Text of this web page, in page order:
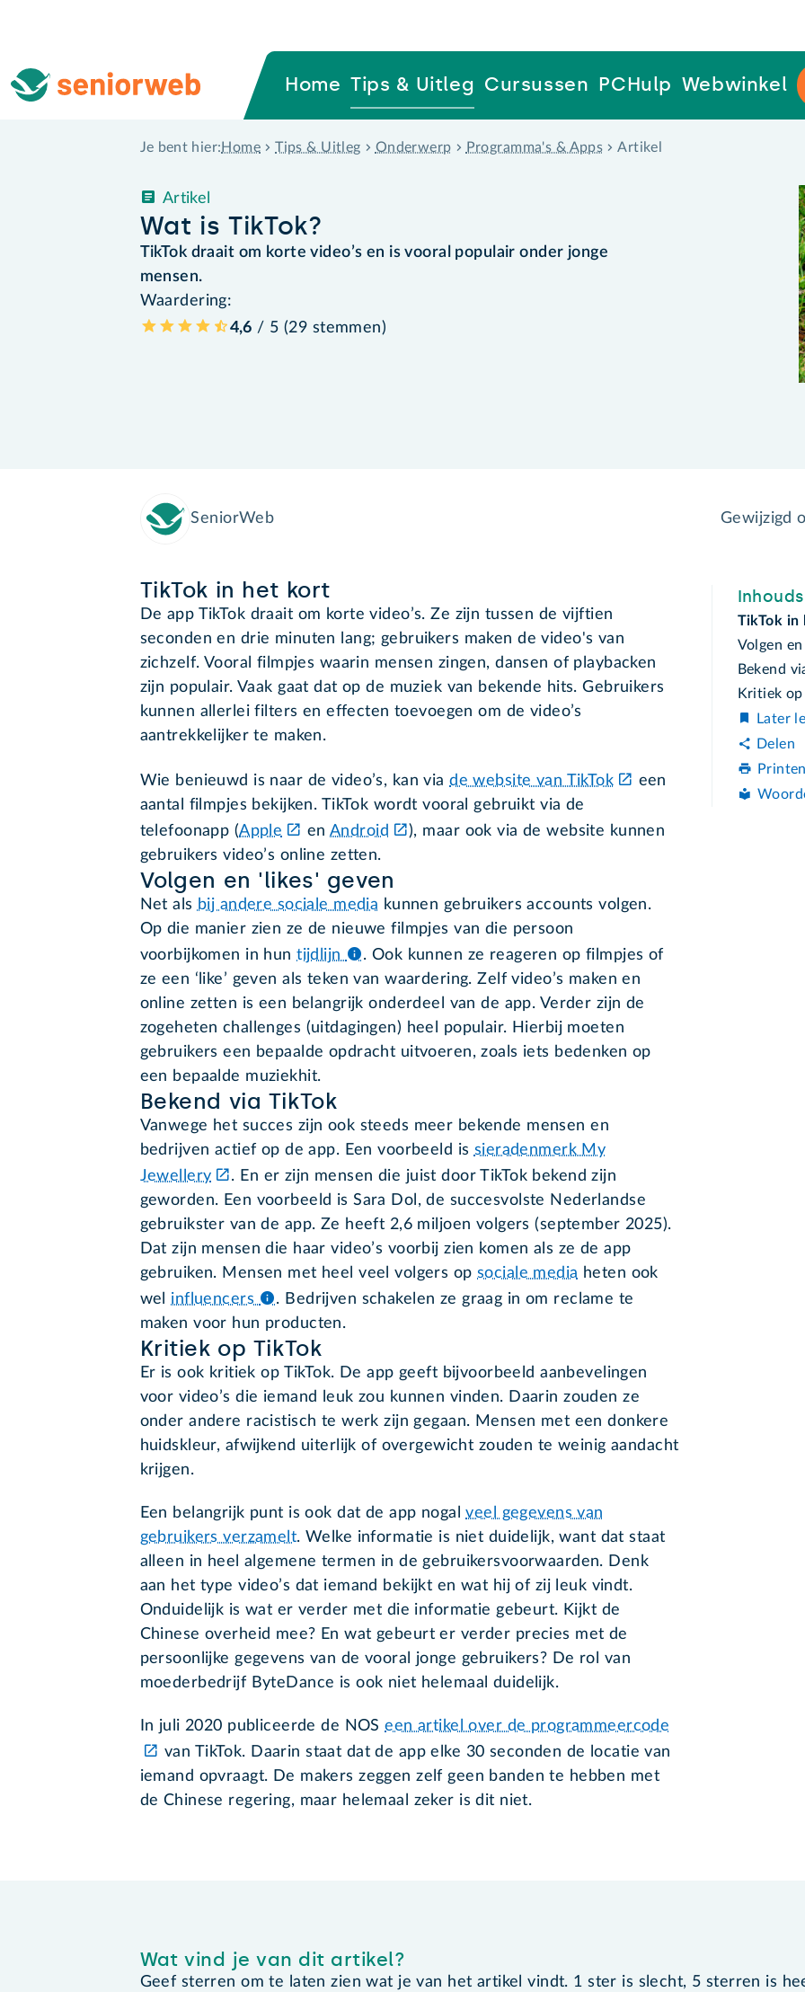
Home Tips & Uitleg Cursussen PCHulp Webwinkel
Je bent hier: Home Tips & Uitleg Onderwerp Programma's & Apps Artikel
Wat is TikTok?
Artikel
TikTok draait om korte video’s en is vooral populair onder jonge
mensen.
Waardering:
4,6 / 5 (29 stemmen)
SeniorWeb Gewijzigd
TikTok in het kort
De app TikTok draait om korte video’s. Ze zijn tussen de vijftien
seconden en drie minuten lang; gebruikers maken de video's van
zichzelf. Vooral filmpjes waarin mensen zingen, dansen of playbacken
zijn populair. Vaak gaat dat op de muziek van bekende hits. Gebruikers
kunnen allerlei filters en effecten toevoegen om de video’s
aantrekkelijker te maken.
Wie benieuwd is naar de video’s, kan viade website van TikTok
een
aantal filmpjes bekijken. TikTok wordt vooral gebruikt via de
telefoonapp (Apple enAndroid
), maar ook via de website kunnen
gebruikers video’s online zetten.
Volgen en 'likes' geven
Net als bij andere sociale media kunnen gebruikers accounts volgen.
Op die manier zien ze de nieuwe filmpjes van die persoon
voorbijkomen in huntijdlijn . Ook kunnen ze reageren op filmpjes of
ze een ‘like’ geven als teken van waardering. Zelf video’s maken en
online zetten is een belangrijk onderdeel van de app. Verder zijn de
zogeheten challenges (uitdagingen) heel populair. Hierbij moeten
gebruikers een bepaalde opdracht uitvoeren, zoals iets bedenken op
een bepaalde muziekhit.
Bekend via TikTok
Vanwege het succes zijn ook steeds meer bekende mensen en
bedrijven actief op de app. Een voorbeeld is sieradenmerk My
Jewellery
. En er zijn mensen die juist door TikTok bekend zijn
geworden. Een voorbeeld is Sara Dol, de succesvolste Nederlandse
gebruikster van de app. Ze heeft 2,6 miljoen volgers (september 2025).
Dat zijn mensen die haar video’s voorbij zien komen als ze de app
gebruiken. Mensen met heel veel volgers op sociale media heten ook
wel influencers . Bedrijven schakelen ze graag in om reclame te
maken voor hun producten.
Kritiek op TikTok
Er is ook kritiek op TikTok. De app geeft bijvoorbeeld aanbevelingen
voor video’s die iemand leuk zou kunnen vinden. Daarin zouden ze
onder andere racistisch te werk zijn gegaan. Mensen met een donkere
huidskleur, afwijkend uiterlijk of overgewicht zouden te weinig aandacht
krijgen.
Een belangrijk punt is ook dat de app nogalveel gegevens van
gebruikers verzamelt. Welke informatie is niet duidelijk, want dat staat
alleen in heel algemene termen in de gebruikersvoorwaarden. Denk
aan het type video’s dat iemand bekijkt en wat hij of zij leuk vindt.
Onduidelijk is wat er verder met die informatie gebeurt. Kijkt de
Chinese overheid mee? En wat gebeurt er verder precies met de
persoonlijke gegevens van de vooral jonge gebruikers? De rol van
moederbedrijf ByteDance is ook niet helemaal duidelijk.
In juli 2020 publiceerde de NOSeen artikel over de programmeercode
van TikTok. Daarin staat dat de app elke 30 seconden de locatie van
iemand opvraagt. De makers zeggen zelf geen banden te hebben met
de Chinese regering, maar helemaal zeker is dit niet.
TikTok in
Volgen
Bekend
Kritiek op
Later
Delen
Wat vind je van dit artikel?
Geef sterren om te laten zien wat je van het artikel vindt. 1 ster is slecht, 5 sterren is